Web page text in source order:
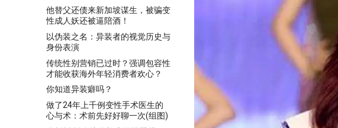
他替父还债来新加坡谋生，被骗变
性成人妖还被逼陪酒！
以伪装之名：异装者的视觉历史与
身份表演
传统性别营销已过时？强调包容性
才能收获海外年轻消费者欢心？
你知道异装癖吗？
做了24年上千例变性手术医生的
心与术：术前先好好聊一次(组图)